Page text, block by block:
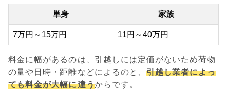
単身 家族
7万円～15万円 11円～40万円
料金に幅があるのは、引越しには定価がないため荷物
の量や日時・距離などによるのと、引越し業者によっ
ても料金が大幅に違うからです。